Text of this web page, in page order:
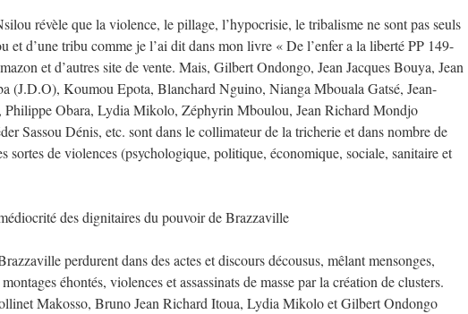
révèle que la violence, le pillage, l’hypocrisie, le tribalisme ne sont pas seuls
et d’une tribu comme je l’ai dit dans mon livre « De l’enfer a la liberté PP 149-
et d’autres site de vente. Mais, Gilbert Ondongo, Jean Jacques Bouya, Jean
(J.D.O), Koumou Epota, Blanchard Nguino, Nianga Mbouala Gatsé, Jean-
Philippe Obara, Lydia Mikolo, Zéphyrin Mboulou, Jean Richard Mondjo
Sassou Dénis, etc. sont dans le collimateur de la tricherie et dans nombre de
sortes de violences (psychologique, politique, économique, sociale, sanitaire et
des dignitaires du pouvoir de Brazzaville
perdurent dans des actes et discours décousus, mêlant mensonges,
éhontés, violences et assassinats de masse par la création de clusters.
Makosso, Bruno Jean Richard Itoua, Lydia Mikolo et Gilbert Ondongo